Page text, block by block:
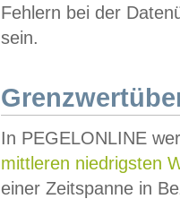
Fehlern bei der
sein.
In PEGELONLINE
mittleren niedrigsten
einer Zeitspanne in